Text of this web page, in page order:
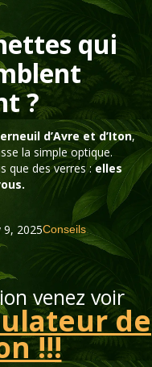
qui
?
d’Avre et d’Iton,
la simple optique.
que des verres :elles
9, 2025Conseils
venez voir
de
!!!